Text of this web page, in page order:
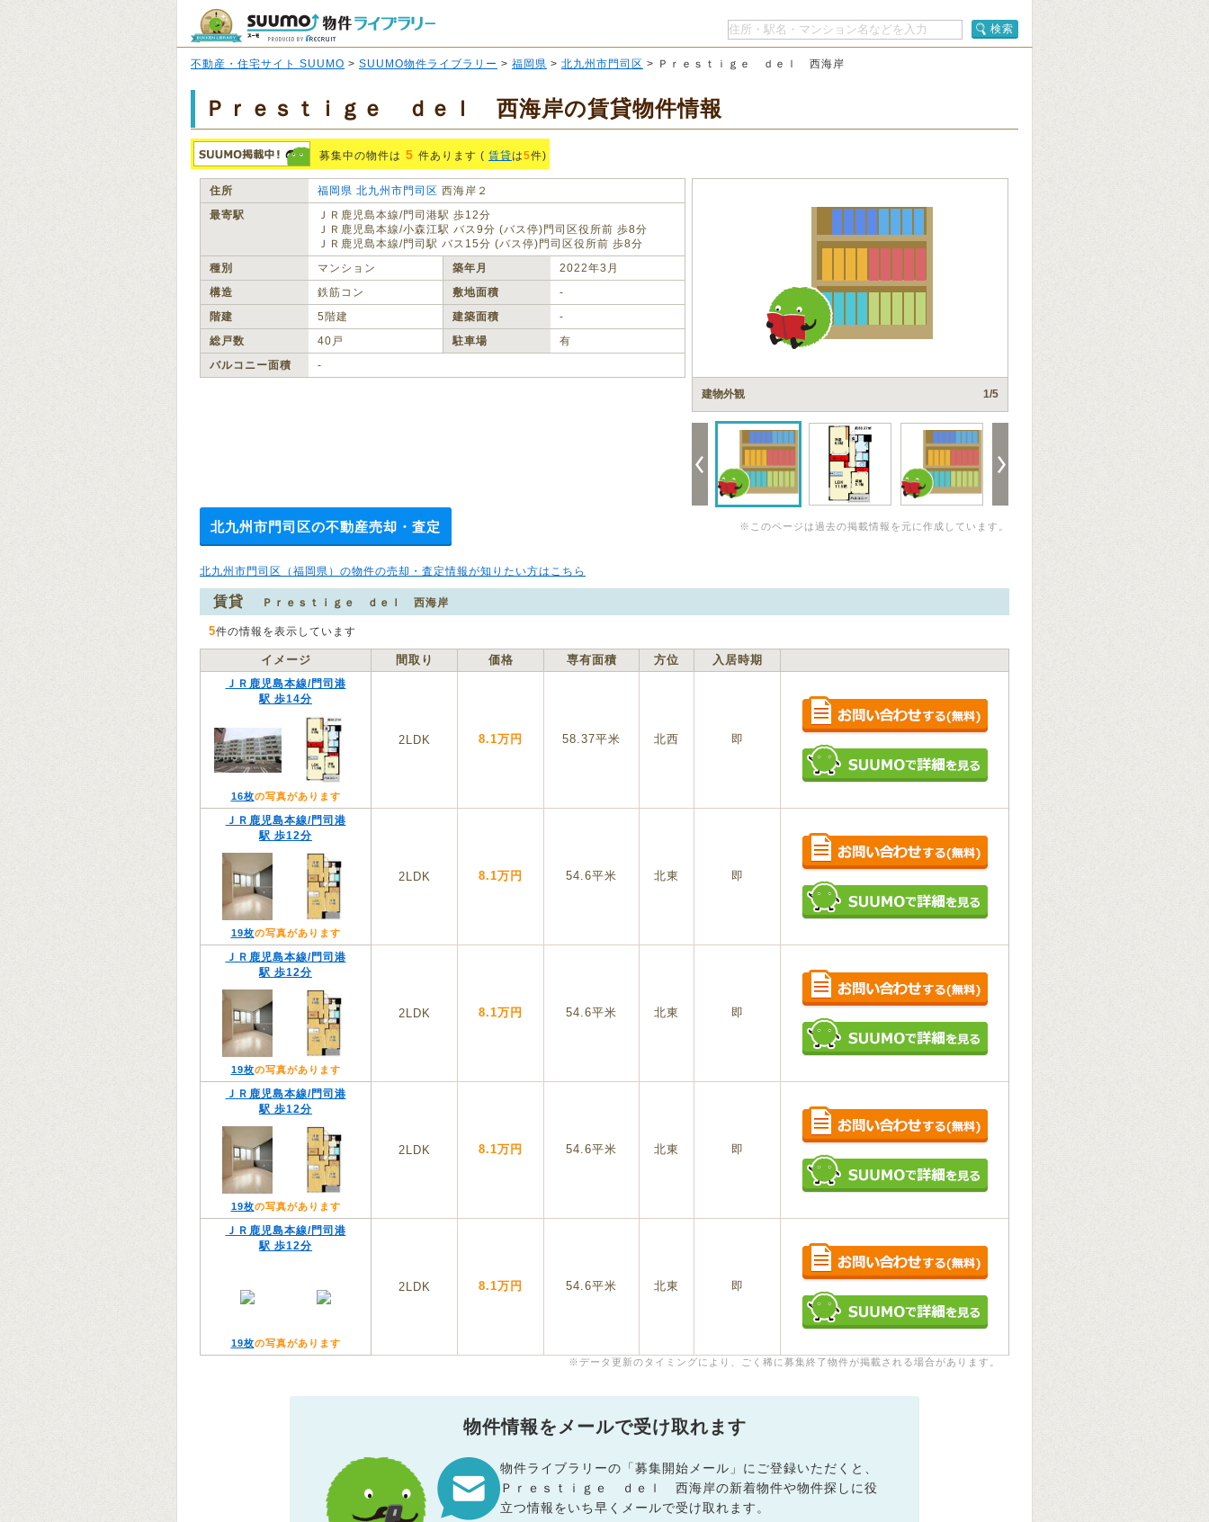
検索
不動産・住宅サイト SUUMO > SUUMO物件ライブラリー > 福岡県 > 北九州市門司区 > Ｐｒｅｓｔｉｇｅ ｄｅｌ 西海岸
Ｐｒｅｓｔｉｇｅ ｄｅｌ 西海岸の賃貸物件情報
募集中の物件は 5 件あります ( 賃貸は5件)
住所 福岡県 北九州市門司区 西海岸２
最寄駅
ＪＲ鹿児島本線/門司港駅 歩12分
ＪＲ鹿児島本線/小森江駅 バス9分 (バス停)門司区役所前 歩8分
ＪＲ鹿児島本線/門司駅 バス15分 (バス停)門司区役所前 歩8分
種別
マンション 築年月
2022年3月
構造
鉄筋コン 敷地面積
‐
階建
5階建 建築面積
‐
総戸数
40戸 駐車場
有
バルコニー面積
‐
建物外観 1/5
※このページは過去の掲載情報を元に作成しています。
北九州市門司区の不動産売却・査定
北九州市門司区（福岡県）の物件の売却・査定情報が知りたい方はこちら
賃貸 Ｐｒｅｓｔｉｇｅ ｄｅｌ 西海岸
5件の情報を表示しています
イメージ 間取り 価格 専有面積 方位 入居時期
ＪＲ鹿児島本線/門司港
駅 歩14分
16枚の写真があります
2LDK 8.1万円 58.37平米 北西 即
ＪＲ鹿児島本線/門司港
駅 歩12分
19枚の写真があります
2LDK 8.1万円 54.6平米 北東 即
ＪＲ鹿児島本線/門司港
駅 歩12分
19枚の写真があります
2LDK 8.1万円 54.6平米 北東 即
ＪＲ鹿児島本線/門司港
駅 歩12分
19枚の写真があります
2LDK 8.1万円 54.6平米 北東 即
ＪＲ鹿児島本線/門司港
駅 歩12分
19枚の写真があります
2LDK 8.1万円 54.6平米 北東 即
※データ更新のタイミングにより、ごく稀に募集終了物件が掲載される場合があります。
物件情報をメールで受け取れます
物件ライブラリーの「募集開始メール」にご登録いただくと、
Ｐｒｅｓｔｉｇｅ ｄｅｌ 西海岸の新着物件や物件探しに役
立つ情報をいち早くメールで受け取れます。